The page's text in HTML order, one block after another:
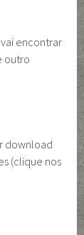
encontrar
outro
download
(clique nos